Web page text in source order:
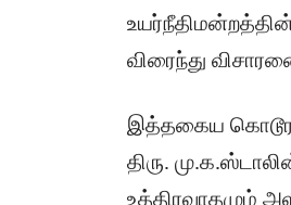
விரைந்து
இத்தகைய கொடூர
திரு.
உத்திரவாதமும்